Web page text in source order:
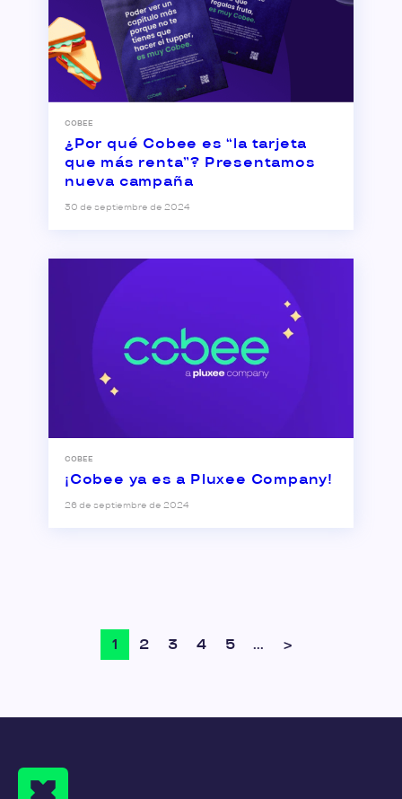
COBEE
¿Por qué Cobee es “la tarjeta
que más renta”? Presentamos
nueva campaña
30 de septiembre de 2024
COBEE
¡Cobee ya es a Pluxee Company!
26 de septiembre de 2024
1 2 3 4 5 ... >